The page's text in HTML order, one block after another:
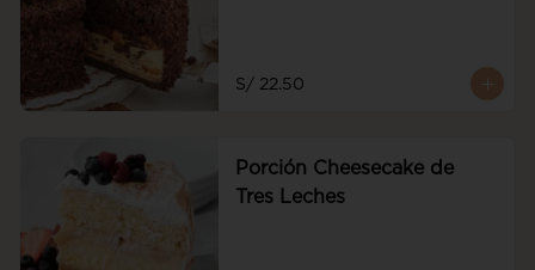
S/ 22.50
Porción Cheesecake de
Tres Leches